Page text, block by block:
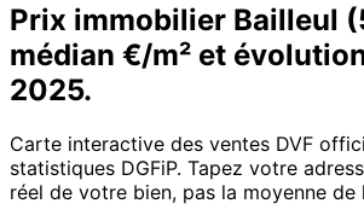
Prix immobilier Bailleul (
médian €/m² et
2025.
Carte interactive des ventes DVF
statistiques DGFiP. Tapez votre
réel de votre bien, pas la moyenne de